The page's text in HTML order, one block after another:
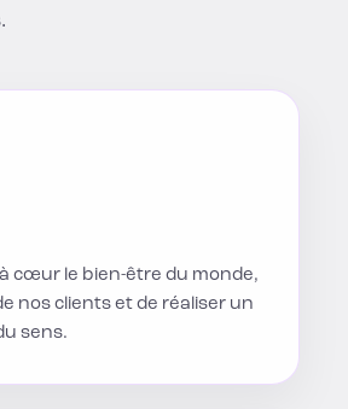
cœur le bien-être du monde,
nos clients et de réaliser un
sens.